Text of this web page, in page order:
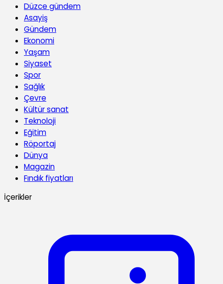
Düzce gündem
Asayiş
Gündem
Ekonomi
Yaşam
Siyaset
Spor
Sağlık
Çevre
Kültür sanat
Teknoloji
Eğitim
Röportaj
Dünya
Magazin
Fındık fiyatları
İçerikler